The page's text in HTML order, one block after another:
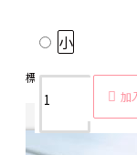
小
加
標籤： 製冰模具 圓
商品